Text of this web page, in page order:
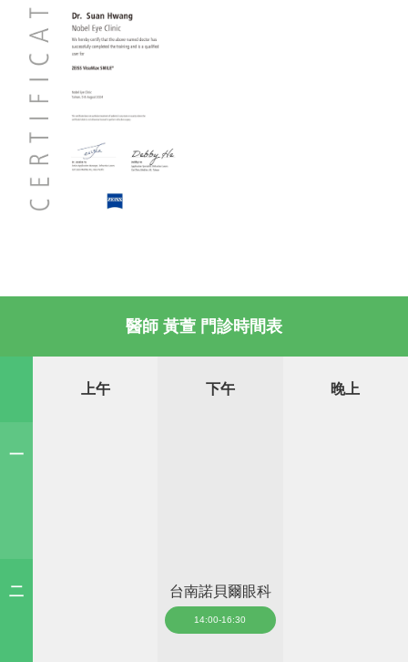
醫師 黃萱 門診時間表
上午 下午 晚上
一
二 台南諾貝爾眼科
14:00-16:30